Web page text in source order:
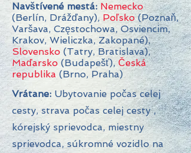
Navštívené mestá: Nemecko
(Berlín, Drážďany), Poľsko(Poznaň,
Varšava, Częstochowa, Osviencim,
Krakov, Wieliczka, Zakopané),
Slovensko (Tatry, Bratislava),
Maďarsko (Budapešť), Česká
republika (Brno, Praha)
Vrátane: Ubytovanie počas celej
cesty, strava počas celej cesty ,
kórejský sprievodca, miestny
sprievodca, súkromné vozidlo na